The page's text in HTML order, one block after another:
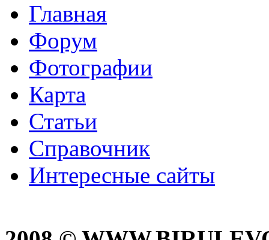
Главная
Форум
Фотографии
Карта
Статьи
Справочник
Интересные сайты